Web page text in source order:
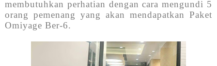
membutuhkan perhatian dengan cara mengundi 5
orang pemenang yang akan mendapatkan Paket
Omiyage Ber-6.